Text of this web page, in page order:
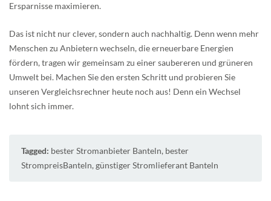
Ersparnisse maximieren.
Das ist nicht nur clever, sondern auch nachhaltig. Denn wenn mehr
Menschen zu Anbietern wechseln, die erneuerbare Energien
fördern, tragen wir gemeinsam zu einer saubereren und grüneren
Umwelt bei. Machen Sie den ersten Schritt und probieren Sie
unseren Vergleichsrechner heute noch aus! Denn ein Wechsel
lohnt sich immer.
Tagged: bester Stromanbieter Banteln, bester
StrompreisBanteln, günstiger Stromlieferant Banteln